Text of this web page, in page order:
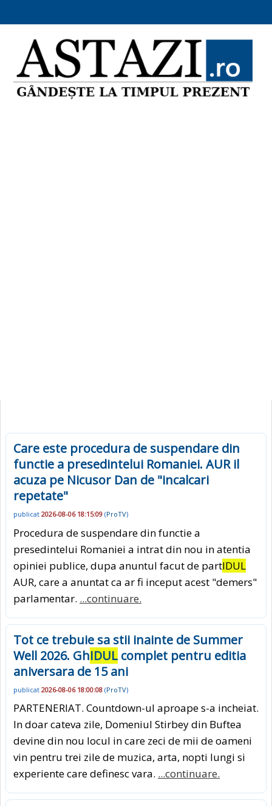
Care este procedura de suspendare din
functie a presedintelui Romaniei. AUR il
acuza pe Nicusor Dan de "incalcari
repetate"
publicat 2026-08-06 18:15:09 (ProTV)
Procedura de suspendare din functie a
presedintelui Romaniei a intrat din nou in atentia
opiniei publice, dupa anuntul facut de partIDUL
AUR, care a anuntat ca ar fi inceput acest "demers"
parlamentar. ...continuare.
Tot ce trebuie sa stii inainte de Summer
Well 2026. GhIDUL complet pentru editia
aniversara de 15 ani
publicat 2026-08-06 18:00:08 (ProTV)
PARTENERIAT. Countdown-ul aproape s-a incheiat.
In doar cateva zile, Domeniul Stirbey din Buftea
devine din nou locul in care zeci de mii de oameni
vin pentru trei zile de muzica, arta, nopti lungi si
experiente care definesc vara. ...continuare.